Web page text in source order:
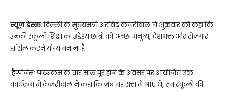
न्यूज़ डेस्क:दिल्ली के मुख्यमंत्री अरविंद केजरीवाल ने शुक्रवार को कहा कि
उनकी स्कूली शिक्षा का उद्देश्य छात्रों को अच्छा मनुष्य, देशभक्त और रोजगार
हासिल करने योग्य बनाना है।
‘हैप्पीनेस’ पाठ्यक्रम के चार साल पूरे होने के अवसर पर आयोजित एक
कार्यक्रम में केजरीवाल ने कहा कि जब वह सत्ता में आए थे, तब स्कूलों की